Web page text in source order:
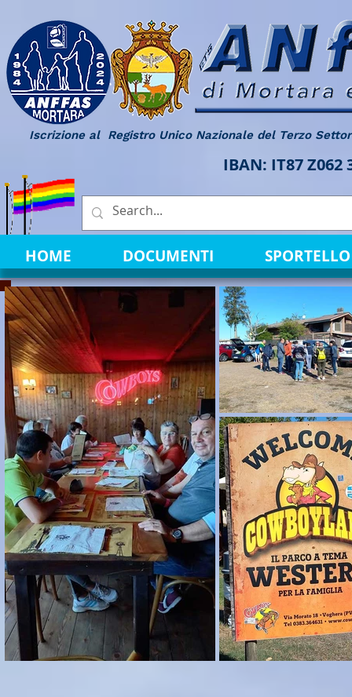
Iscrizione al Registro Unico Nazionale del Terzo
IBAN: IT87
HOME DOCUMENTI